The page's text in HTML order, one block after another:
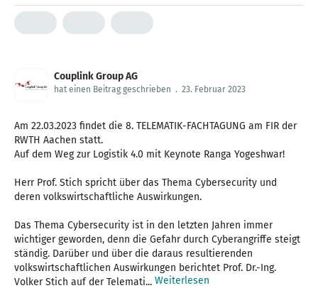
Couplink Group AG
hat einen Beitrag geschrieben . 23. Februar 2023
Am 22.03.2023 findet die 8. TELEMATIK-FACHTAGUNG am FIR der
RWTH Aachen statt.
Auf dem Weg zur Logistik 4.0 mit Keynote Ranga Yogeshwar!
Herr Prof. Stich spricht über das Thema Cybersecurity und
deren volkswirtschaftliche Auswirkungen.
Das Thema Cybersecurity ist in den letzten Jahren immer
wichtiger geworden, denn die Gefahr durch Cyberangriffe steigt
ständig. Darüber und über die daraus resultierenden
volkswirtschaftlichen Auswirkungen berichtet Prof. Dr.-Ing.
Volker Stich auf der Telemati... Weiterlesen